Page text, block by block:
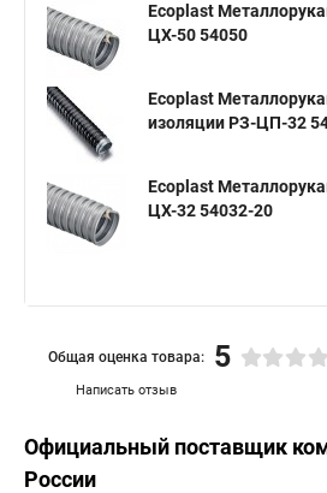
Ecoplast
ЦХ-50 54050
Ecoplast
изоляции РЗ-ЦП-32
Ecoplast
ЦХ-32 54032-20
Написать отзыв
Общая оценка товара: 5
Официальный поставщик
России